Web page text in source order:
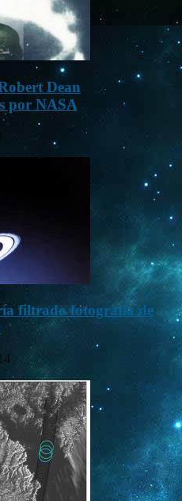
Dean
por NASA
filtrado fotografía de